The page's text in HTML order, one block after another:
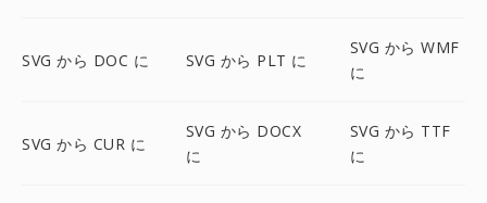
SVG から DOC に SVG から PLT に
SVG から WMF
に
SVG から CUR に
SVG から DOCX
に
SVG から TTF
に